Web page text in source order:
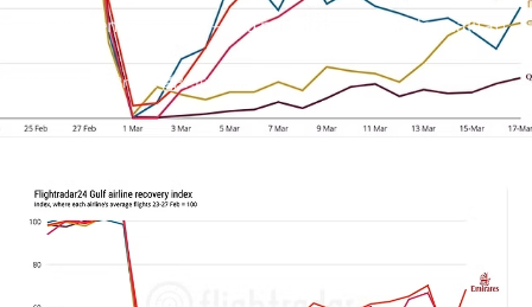
Ein differenziertes Bild – und noch längst keine Normalität!
Daniel ten Brinke· 3. Juni 2026